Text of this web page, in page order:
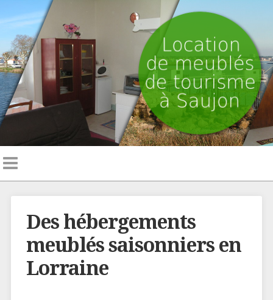
Des hébergements
meublés saisonniers en
Lorraine